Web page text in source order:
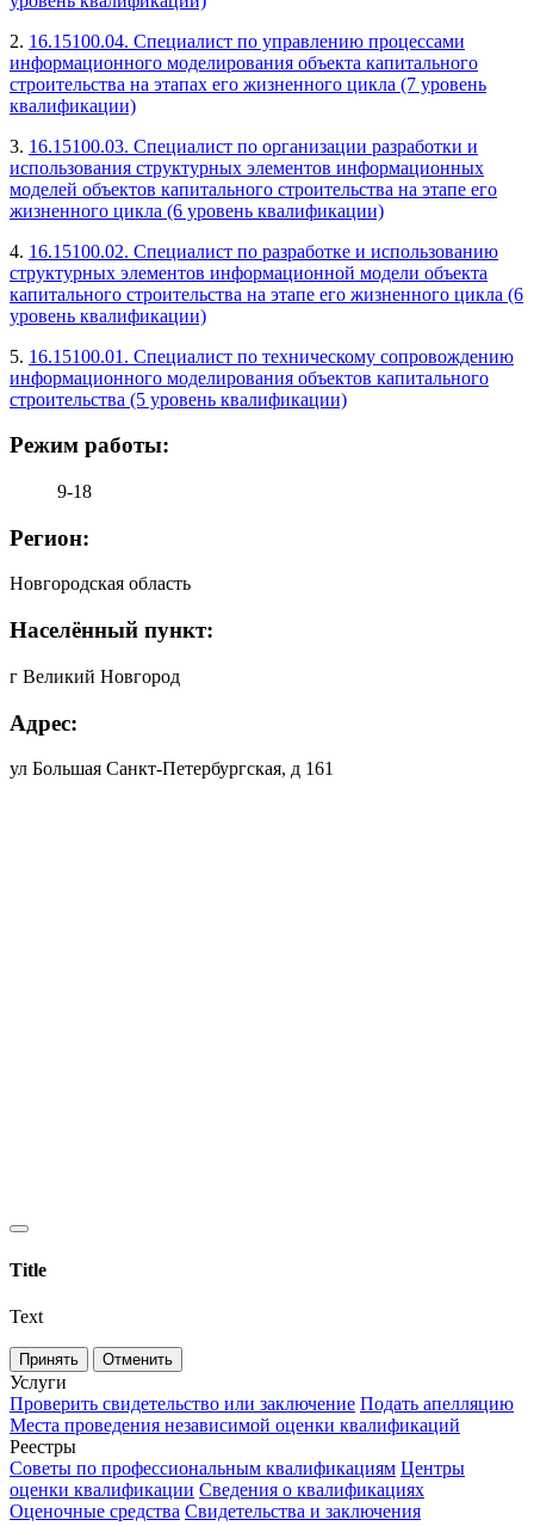
2. 16.15100.04. Специалист по управлению процессами
информационного моделирования объекта капитального
строительства на этапах его жизненного цикла (7 уровень
квалификации)
3. 16.15100.03. Специалист по организации разработки и
использования структурных элементов информационных
моделей объектов капитального строительства на этапе его
жизненного цикла (6 уровень квалификации)
4. 16.15100.02. Специалист по разработке и использованию
структурных элементов информационной модели объекта
капитального строительства на этапе его жизненного цикла (6
уровень квалификации)
5. 16.15100.01. Специалист по техническому сопровождению
информационного моделирования объектов капитального
строительства (5 уровень квалификации)
Режим работы:
9-18
Регион:
Новгородская область
Населённый пункт:
г Великий Новгород
Адрес:
ул Большая Санкт-Петербургская, д 161
Title
Text
Принять Отменить
Услуги
Проверить свидетельство или заключение Подать апелляцию
Места проведения независимой оценки квалификаций
Реестры
Советы по профессиональным квалификациям Центры
оценки квалификации Сведения о квалификациях
Оценочные средства Свидетельства и заключения